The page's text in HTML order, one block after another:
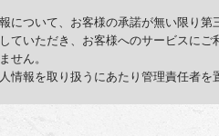
について、お客様の承諾が無い限り第
ていただき、お客様へのサービスにご
せん。
情報を取り扱うにあたり管理責任者を